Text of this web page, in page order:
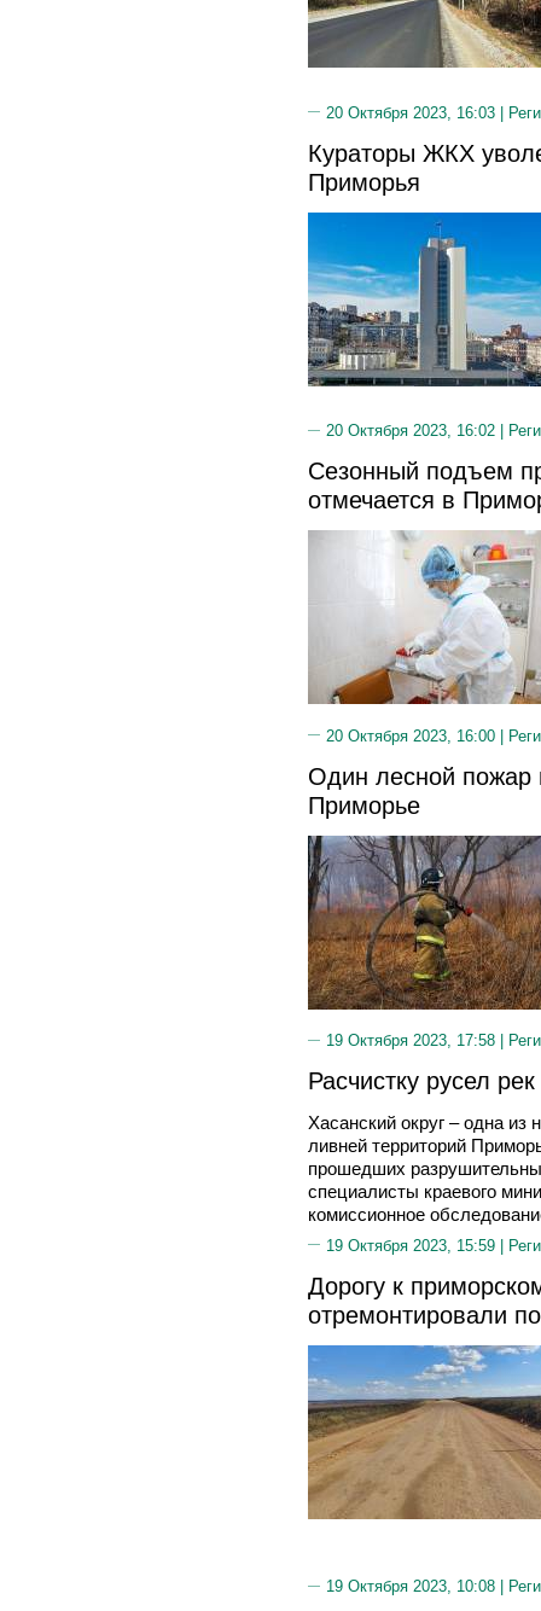
20 Октября 2023, 16:03 |
Кураторы ЖКХ
Приморья
20 Октября 2023, 16:02 |
Сезонный подъем
отмечается в
20 Октября 2023, 16:00 |
Один лесной пожар
Приморье
19 Октября 2023, 17:58 |
Расчистку русел
Хасанский округ – одна из
ливней территорий
прошедших
специалисты краевого
комиссионное
19 Октября 2023, 15:59 |
Дорогу к
отремонтировали
19 Октября 2023, 10:08 |